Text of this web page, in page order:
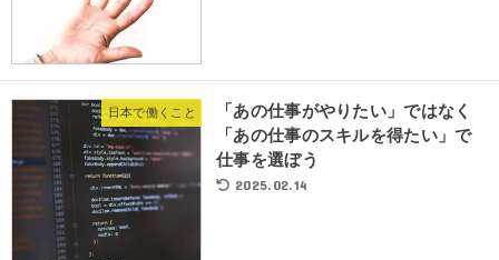
日本で働くこと
「あの仕事がやりたい」ではなく
「あの仕事のスキルを得たい」で
仕事を選ぼう
2025.02.14